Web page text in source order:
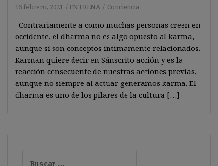
16 febrero, 2021 ENTRENA Conciencia
Contrariamente a como muchas personas creen en
occidente, el dharma no es algo opuesto al karma,
aunque sí son conceptos íntimamente relacionados.
Karman quiere decir en Sánscrito acción y es la
reacción consecuente de nuestras acciones previas,
aunque no siempre al actuar generamos karma. El
dharma es uno de los pilares de la cultura […]